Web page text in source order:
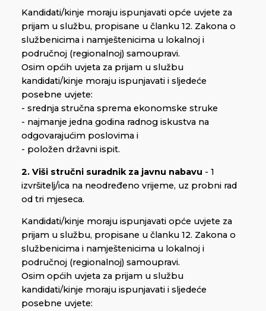
Kandidati/kinje moraju ispunjavati opće uvjete za
prijam u službu, propisane u članku 12. Zakona o
službenicima i namještenicima u lokalnoj i
područnoj (regionalnoj) samoupravi.
Osim općih uvjeta za prijam u službu
kandidati/kinje moraju ispunjavati i sljedeće
posebne uvjete:
- srednja stručna sprema ekonomske struke
- najmanje jedna godina radnog iskustva na
odgovarajućim poslovima i
- položen državni ispit.
2. Viši stručni suradnik za javnu nabavu - 1
izvršitelj/ica na neodređeno vrijeme, uz probni rad
od tri mjeseca.
Kandidati/kinje moraju ispunjavati opće uvjete za
prijam u službu, propisane u članku 12. Zakona o
službenicima i namještenicima u lokalnoj i
područnoj (regionalnoj) samoupravi.
Osim općih uvjeta za prijam u službu
kandidati/kinje moraju ispunjavati i sljedeće
posebne uvjete: